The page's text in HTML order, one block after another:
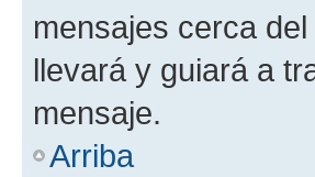
mensajes cerca
llevará y guiará a
mensaje.
Arriba